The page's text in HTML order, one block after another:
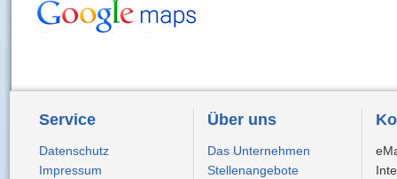
Service
Datenschutz
Impressum
Über uns
Das Unternehmen
Stellenangebote